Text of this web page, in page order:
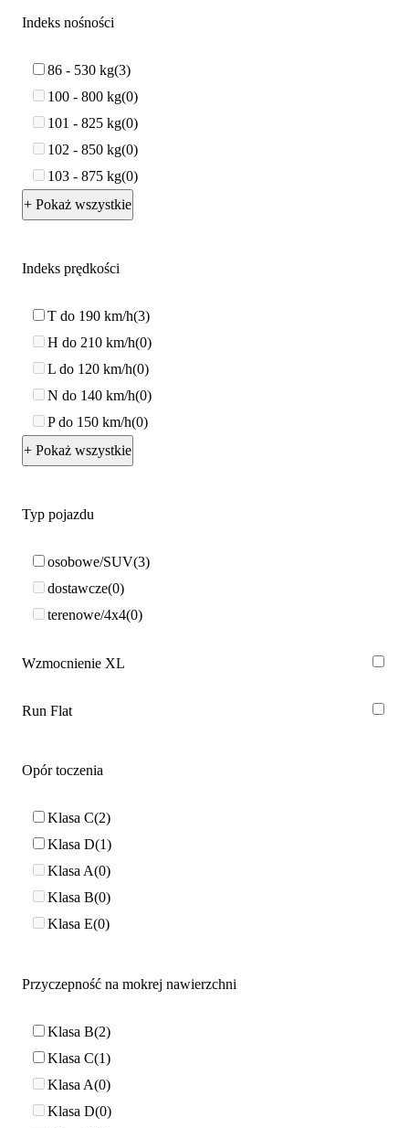
Indeks nośności
86 - 530 kg 3
100 - 800 kg 0
101 - 825 kg 0
102 - 850 kg 0
103 - 875 kg 0
+ Pokaż wszystkie
Indeks prędkości
T do 190 km/h 3
H do 210 km/h 0
L do 120 km/h 0
N do 140 km/h 0
P do 150 km/h 0
+ Pokaż wszystkie
Typ pojazdu
osobowe/SUV 3
dostawcze 0
terenowe/4x4 0
Wzmocnienie XL
Run Flat
Opór toczenia
Klasa C 2
Klasa D 1
Klasa A 0
Klasa B 0
Klasa E 0
Przyczepność na mokrej nawierzchni
Klasa B 2
Klasa C 1
Klasa A 0
Klasa D 0